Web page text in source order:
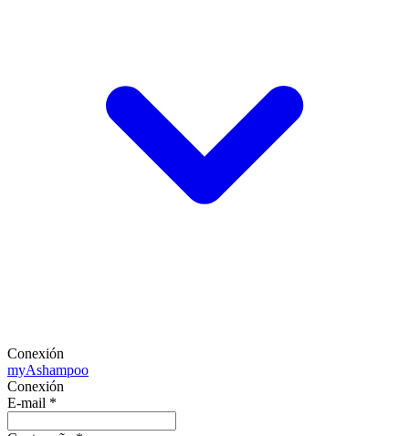
Conexión
myAshampoo
Conexión
E-mail *